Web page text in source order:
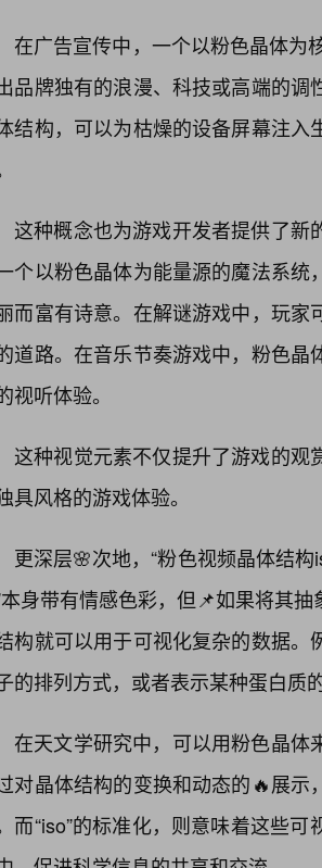
在广告宣传中，一个以粉色晶体为
品牌独有的浪漫、科技或高端的
结构，可以为枯燥的设备屏幕注
这种概念也为游戏开发者提供了
个以粉色晶体为能量源的魔法系
而富有诗意。在解谜游戏中，玩
道路。在音乐节奏游戏中，粉色
视听体验。
这种视觉元素不仅提升了游戏的
具风格的游戏体验。
更深层🌸次地，“粉色视频晶体结
本身带有情感色彩，但📌如果将其
构就可以用于可视化复杂的数据
的排列方式，或者表示某种蛋白质
在天文学研究中，可以用粉色晶体
对晶体结构的变换和动态的🔥展
而“iso”的标准化，则意味着这些